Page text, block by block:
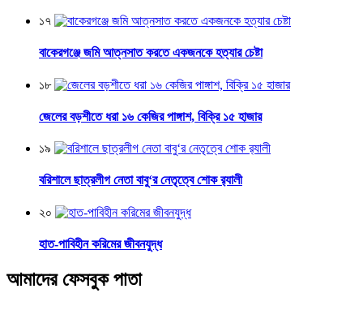
১৭
বাকেরগঞ্জে জমি আত্নসাত করতে একজনকে হত্যার চেষ্টা
১৮
জেলের বড়শীতে ধরা ১৬ কেজির পাঙ্গাশ, বিক্রি ১৫ হাজার
১৯
বরিশালে ছাত্রলীগ নেতা বাবু‘র নেতৃত্বে শোক র‌্যালী
২০
হাত-পাবিহীন করিমের জীবনযুদ্ধ
আমাদের ফেসবুক পাতা